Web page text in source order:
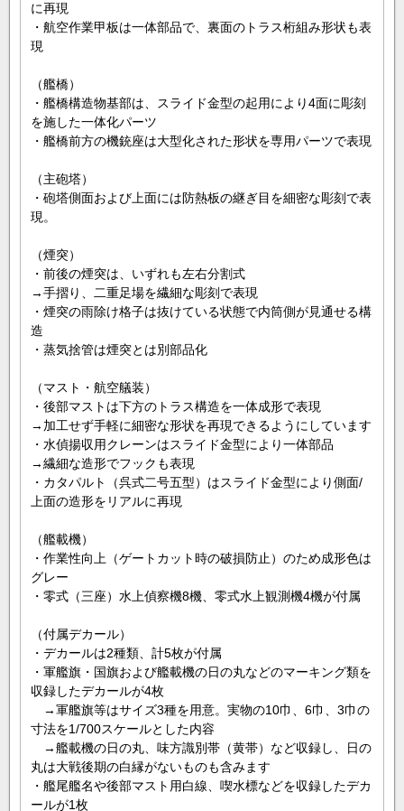
に再現
・航空作業甲板は一体部品で、裏面のトラス桁組み形状も表
現
（艦橋）
・艦橋構造物基部は、スライド金型の起用により4面に彫刻
を施した一体化パーツ
・艦橋前方の機銃座は大型化された形状を専用パーツで表現
（主砲塔）
・砲塔側面および上面には防熱板の継ぎ目を細密な彫刻で表
現。
（煙突）
・前後の煙突は、いずれも左右分割式
→手摺り、二重足場を繊細な彫刻で表現
・煙突の雨除け格子は抜けている状態で内筒側が見通せる構
造
・蒸気捨管は煙突とは別部品化
（マスト・航空艤装）
・後部マストは下方のトラス構造を一体成形で表現
→加工せず手軽に細密な形状を再現できるようにしています
・水偵揚収用クレーンはスライド金型により一体部品
→繊細な造形でフックも表現
・カタパルト（呉式二号五型）はスライド金型により側面/
上面の造形をリアルに再現
（艦載機）
・作業性向上（ゲートカット時の破損防止）のため成形色は
グレー
・零式（三座）水上偵察機8機、零式水上観測機4機が付属
（付属デカール）
・デカールは2種類、計5枚が付属
・軍艦旗・国旗および艦載機の日の丸などのマーキング類を
収録したデカールが4枚
→軍艦旗等はサイズ3種を用意。実物の10巾、6巾、3巾の
寸法を1/700スケールとした内容
→艦載機の日の丸、味方識別帯（黄帯）など収録し、日の
丸は大戦後期の白縁がないものも含みます
・艦尾艦名や後部マスト用白線、喫水標などを収録したデカ
ールが1枚